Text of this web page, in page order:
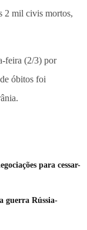
2 mil civis mortos,
feira (2/3) por
óbitos foi
para cessar-
guerra Rússia-